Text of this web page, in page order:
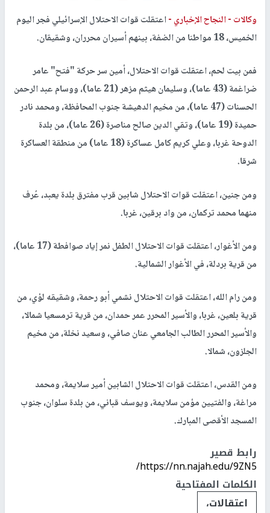
وكالات -النجاح الإخباري -اعتقلت قوات الاحتلال الإسرائيلي فجر اليوم
الخميس، 18 مواطنا من الضفة، بينهم أسيران محرران، وشقيقان.
فمن بيت لحم، اعتقلت قوات الاحتلال، أمين سر حركة "فتح" عامر
ضراغمة (43 عاما)، وسليمان هيثم مزهر (21 عاما)، ووسام عبد الرحمن
الحسنات (47 عاما)، من مخيم الدهيشة جنوب المحافظة، ومحمد نادر
حميدة (19 عاما)، وتقي الدين صالح مناصرة (26 عاما)، من بلدة
الدوحة غربا، وعلي كريم كامل عساكرة (18 عاما) من منطقة العساكرة
شرقا.
ومن جنين، اعتقلت قوات الاحتلال شابين قرب مفترق بلدة يعبد، عُرف
منهما محمد تركمان، من واد برقين، غربا.
ومن الأغوار، اعتقلت قوات الاحتلال الطفل نمر إياد صوافطة (17 عاما)،
من قرية بردلة، في الأغوار الشمالية.
ومن رام الله، اعتقلت قوات الاحتلال نشمي أبو رحمة، وشقيقه لؤي، من
قرية بلعين، غربا، والأسير المحرر عمر حمدان، من قرية ترمسعيا شمالا،
والأسير المحرر الطالب الجامعي عنان صافي، وسعيد نخلة، من مخيم
الجلزون، شمالا.
ومن القدس، اعتقلت قوات الاحتلال الشابين أمير سلايمة، ومحمد
مراغة، والفتيين مؤمن سلايمة، ويوسف قباني، من بلدة سلوان، جنوب
المسجد الأقصى المبارك.
رابط قصير
https://nn.najah.edu/9ZN5/
الكلمات المفتاحية
اعتقالات،